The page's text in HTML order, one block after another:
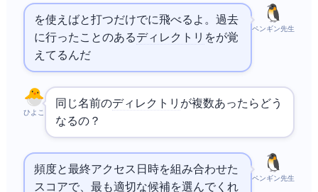
ペンギン先生
zoxideを使えば`z proj`と打つだけで`~/src/my-project`に飛べるよ。過去
に行ったことのあるディレクトリ をzoxideが覚
えてるんだ
ひよこ
同じ名前のディレクトリ が複数あったらどう
なるの？
ペンギン先生
頻度と最終アクセス日時を組み合わせた
スコアで、最も適切な候補を選んでくれ